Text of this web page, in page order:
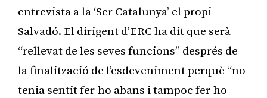
entrevista a la ‘Ser Catalunya’ el propi
Salvadó. El dirigent d’ERC ha dit que serà
“rellevat de les seves funcions” després de
la finalització de l’esdeveniment perquè “no
tenia sentit fer-ho abans i tampoc fer-ho